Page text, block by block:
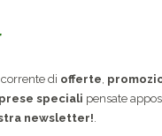
di offerte
speciali pensate
newsletter!